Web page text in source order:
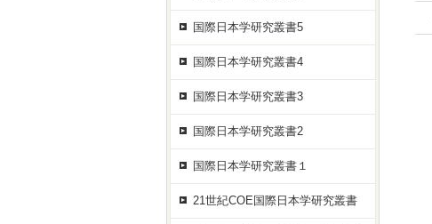
国際日本学研究叢書5
国際日本学研究叢書4
国際日本学研究叢書3
国際日本学研究叢書2
国際日本学研究叢書１
21世紀COE国際日本学研究叢書